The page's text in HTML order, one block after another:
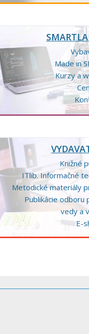
Made in
Kurzy a
Knižné
ITlib. Informačné
Metodické materiály
Publikácie
vedy a
E-